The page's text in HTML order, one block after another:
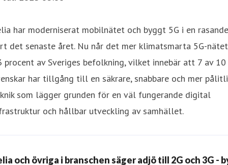
har moderniserat mobilnätet och byggt 5G i en rasande
det senaste året. Nu når det mer klimatsmarta 5G-nätet
procent av Sveriges befolkning, vilket innebär att 7 av 10
har tillgång till en säkrare, snabbare och mer
som lägger grunden för en väl fungerande digital
och hållbar utveckling av samhället.
och övriga i branschen säger adjö till 2G och 3G -